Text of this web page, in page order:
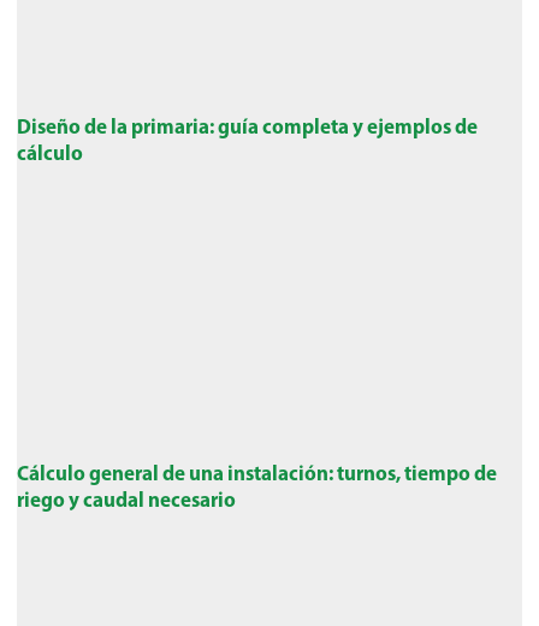
Diseño de la primaria: guía completa y ejemplos de
cálculo
Cálculo general de una instalación: turnos, tiempo de
riego y caudal necesario